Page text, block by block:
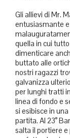
Gli allievi di Mr.
entusiasmante
quella in cui
dimenticare
buttato alle
nostri ragazzi
galvanizza
per lunghi tratti
linea di fondo e
si esibisce in
partita. Al 23°
salta il portiere e